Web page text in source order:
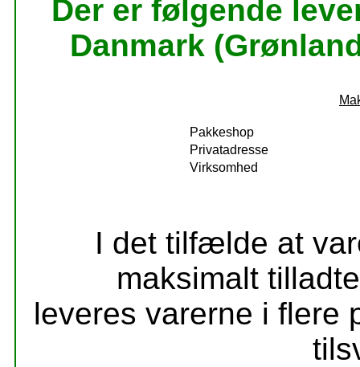
Der er følgende
Danmark
Pakkeshop
Privatadresse
Virksomhed
I det tilfælde at
maksimalt
leveres varerne i flere